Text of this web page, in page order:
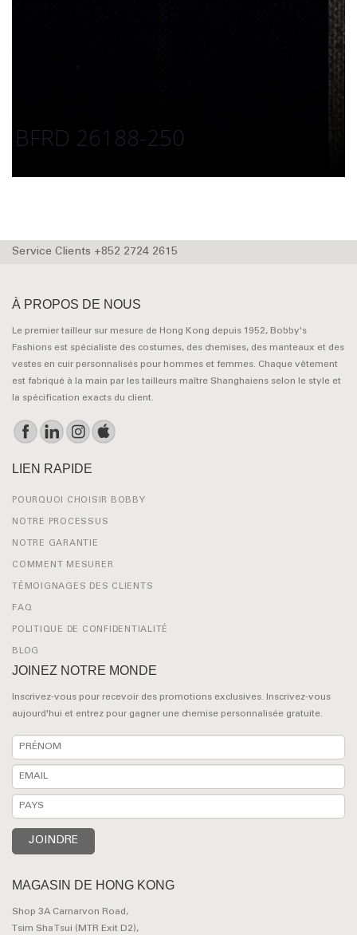
BRD-22286
Service Clients +852 2724 2615
À PROPOS DE NOUS
Le premier tailleur sur mesure de Hong Kong depuis 1952, Bobby's
Fashions est spécialiste des costumes, des chemises, des manteaux et des
vestes en cuir personnalisés pour hommes et femmes. Chaque vêtement
est fabriqué à la main par les tailleurs maître Shanghaiens selon le style et
la spécification exacts du client.
LIEN RAPIDE
POURQUOI CHOISIR BOBBY
NOTRE PROCESSUS
NOTRE GARANTIE
COMMENT MESURER
TÉMOIGNAGES DES CLIENTS
FAQ
POLITIQUE DE CONFIDENTIALITÉ
BLOG
JOINEZ NOTRE MONDE
Inscrivez-vous pour recevoir des promotions exclusives. Inscrivez-vous
aujourd'hui et entrez pour gagner une chemise personnalisée gratuite.
MAGASIN DE HONG KONG
Shop 3A Carnarvon Road,
Tsim Sha Tsui (MTR Exit D2),